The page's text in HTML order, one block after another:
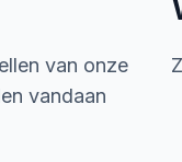
van onze
vandaan